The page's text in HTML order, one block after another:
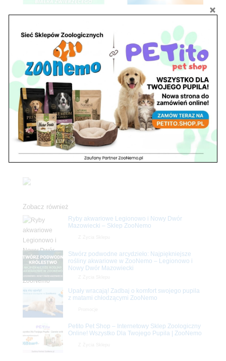
utworzone przezZooNemo
Z życia
38HELPET to marka produktów specjalistycznych dla psów! Tym
razem mamy dla Was nowość – karmy weterynaryjne na różne
schorzenia! HELPET gastrointestinal to karma przeznaczona dla
psów z problemami żołądkowymi, HELPET pielęgnacja skóry i
sierści to karma...
Szukaj
Zobacz również
Ryby akwariowe Legionowo i Nowy Dwór
Mazowiecki – Sklep ZooNemo
Stwórz podwodne arcydzieło: Najpiękniejsze
rośliny akwariowe w ZooNemo – Legionowo i
Nowy Dwór Mazowiecki
Upały wracają! Zadbaj o komfort swojego pupila
z matami chłodzącymi ZooNemo
Petito Pet Shop – Internetowy Sklep Zoologiczny
Online! Wszystko Dla Twojego Pupila | ZooNemo